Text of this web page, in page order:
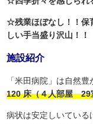
☆残業ほぼなし！！保
しい手当盛り沢山！！
施設紹介
「米田病院」は自然豊
120 床（４人部屋
病状は安定しいている